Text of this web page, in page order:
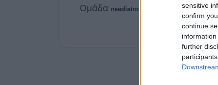
sensitive
confirm
continue
further
Ομάδα neadiatrofis.gr